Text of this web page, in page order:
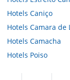
Hotels Caniço
Hotels Camara de
Hotels Camacha
Hotels Poiso